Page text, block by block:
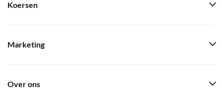
Koersen
Marketing
Over ons